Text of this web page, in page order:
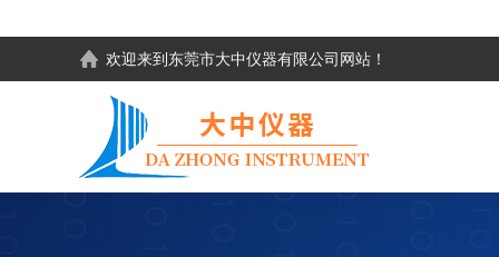
欢迎来到东莞市大中仪器有限公司网站！